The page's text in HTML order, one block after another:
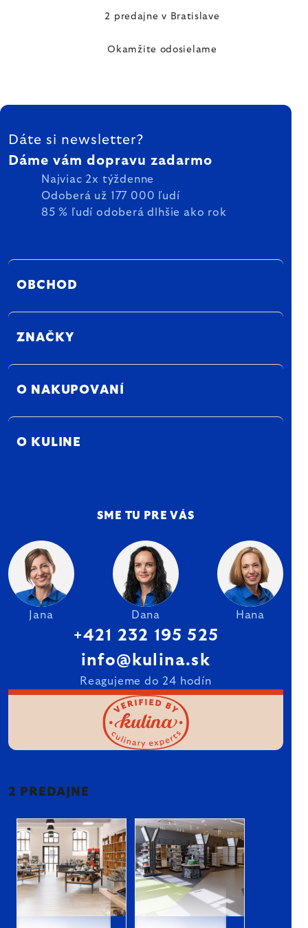
2 predajne v Bratislave
Okamžite odosielame
ZÁPÄTIE
Dáte si newsletter?
Dáme vám dopravu zadarmo
Najviac 2x týždenne
Odoberá už 177 000 ľudí
85 % ľudí odoberá dlhšie ako rok
OBCHOD
ZNAČKY
O NAKUPOVANÍ
O KULINE
SME TU PRE VÁS
Jana Dana Hana
+421 232 195 525
info@kulina.sk
Reagujeme do 24 hodín
2 PREDAJNE